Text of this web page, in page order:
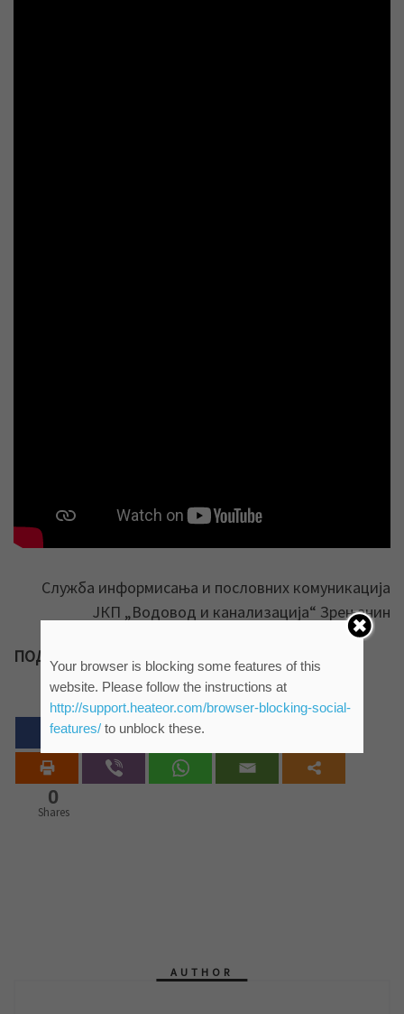
Служба информисања и пословних комуникација
ЈКП „Водовод и канализација“ Зрењанин
ПОДЕЛИТЕ ВЕСТ СА ДРУГИМА!
0
Shares
AUTHOR
Your browser is blocking some features of this
website. Please follow the instructions at
http://support.heateor.com/browser-blocking-social-
features/to unblock these.